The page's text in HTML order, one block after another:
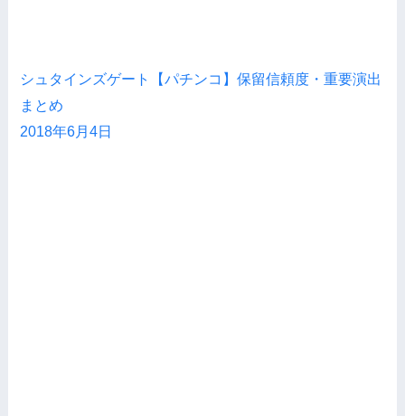
シュタインズゲート【パチンコ】保留信頼度・重要演出
まとめ
2018年6月4日